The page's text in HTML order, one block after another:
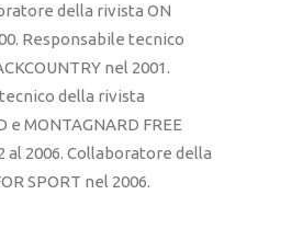
della rivista ON
Responsabile tecnico
nel 2001.
della rivista
e MONTAGNARD FREE
al 2006. Collaboratore della
SPORT nel 2006.